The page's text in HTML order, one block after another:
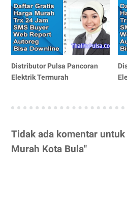
Distributor Pulsa Pancoran
Elektrik Termurah
Tidak ada komentar
Murah Kota Bula"